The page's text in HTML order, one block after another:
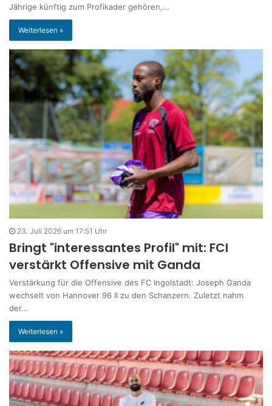
Jährige künftig zum Profikader gehören,…
Weiterlesen »
23. Juli 2026 um 17:51 Uhr
Bringt "interessantes Profil" mit: FCI
verstärkt Offensive mit Ganda
Verstärkung für die Offensive des FC Ingolstadt: Joseph Ganda
wechselt von Hannover 96 II zu den Schanzern. Zuletzt nahm
der…
Weiterlesen »